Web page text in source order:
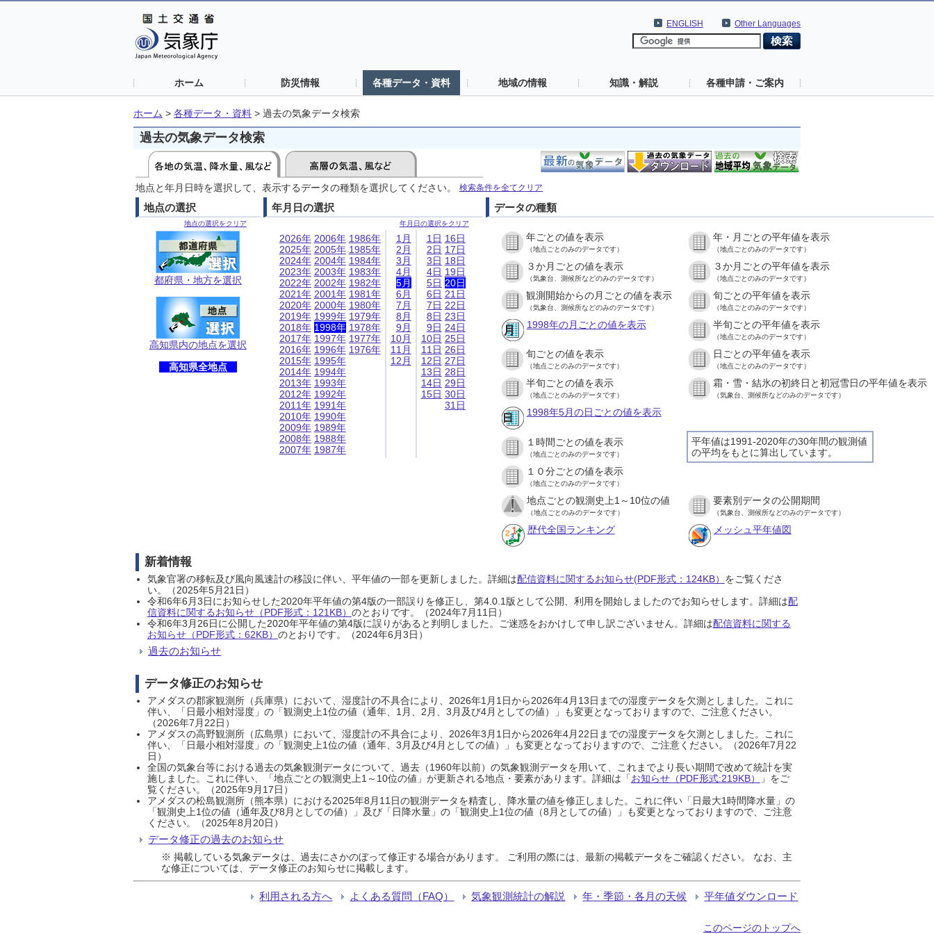
Other Languages
ENGLISH
ホーム 防災情報 各種データ・資料 地域の情報 知識・解説 各種申請・ご案内
ホーム > 各種データ・資料 > 過去の気象データ検索
過去の気象データ検索
地点と年月日時を選択して、表示するデータの種類を選択してください。 検索条件を全てクリア
地点の選択
地点の選択をクリア
都府県・地方を選択
高知県内の地点を選択
高知県全地点
年月日の選択
年月日の選択をクリア
2026年
2025年
2024年
2023年
2022年
2021年
2020年
2019年
2018年
2017年
2016年
2015年
2014年
2013年
2012年
2011年
2010年
2009年
2008年
2007年
2006年
2005年
2004年
2003年
2002年
2001年
2000年
1999年
1998年
1997年
1996年
1995年
1994年
1993年
1992年
1991年
1990年
1989年
1988年
1987年
1986年
1985年
1984年
1983年
1982年
1981年
1980年
1979年
1978年
1977年
1976年
1月
2月
3月
4月
5月
6月
7月
8月
9月
10月
11月
12月
1日
2日
3日
4日
5日
6日
7日
8日
9日
10日
11日
12日
13日
14日
15日
16日
17日
18日
19日
20日
21日
22日
23日
24日
25日
26日
27日
28日
29日
30日
31日
データの種類
年ごとの値を表示
（地点ごとのみのデータです）
年・月ごとの平年値を表示
（地点ごとのみのデータです）
３か月ごとの値を表示
（気象台、測候所などのみのデータです）
３か月ごとの平年値を表示
（地点ごとのみのデータです）
観測開始からの月ごとの値を表示
（気象台、測候所などのみのデータです）
旬ごとの平年値を表示
（地点ごとのみのデータです）
1998年の月ごとの値を表示 半旬ごとの平年値を表示
（地点ごとのみのデータです）
旬ごとの値を表示
（地点ごとのみのデータです）
日ごとの平年値を表示
（地点ごとのみのデータです）
半旬ごとの値を表示
（地点ごとのみのデータです）
霜・雪・結氷の初終日と初冠雪日の平年値を表示
（気象台、測候所などのみのデータです）
1998年5月の日ごとの値を表示
平年値は1991-2020年の30年間の観測値
の平均をもとに算出しています。
１時間ごとの値を表示
（地点ごとのみのデータです）
１０分ごとの値を表示
（地点ごとのみのデータです）
地点ごとの観測史上1～10位の値
（地点ごとのみのデータです）
要素別データの公開期間
（気象台、測候所などのみのデータです）
歴代全国ランキング メッシュ平年値図
新着情報
気象官署の移転及び風向風速計の移設に伴い、平年値の一部を更新しました。詳細は配信資料に関するお知らせ(PDF形式：124KB） をご覧くださ
い。（2025年5月21日）
令和6年6月3日にお知らせした2020年平年値の第4版の一部誤りを修正し、第4.0.1版として公開、利用を開始しましたのでお知らせします。詳細は配
信資料に関するお知らせ（PDF形式：121KB） のとおりです。（2024年7月11日）
令和6年3月26日に公開した2020年平年値の第4版に誤りがあると判明しました。ご迷惑をおかけして申し訳ございません。詳細は配信資料に関する
お知らせ（PDF形式：62KB） のとおりです。（2024年6月3日）
過去のお知らせ
データ修正のお知らせ
アメダスの郡家観測所（兵庫県）において、湿度計の不具合により、2026年1月1日から2026年4月13日までの湿度データを欠測としました。これに
伴い、「日最小相対湿度」の「観測史上1位の値（通年、1月、2月、3月及び4月としての値）」も変更となっておりますので、ご注意ください。
（2026年7月22日）
アメダスの高野観測所（広島県）において、湿度計の不具合により、2026年3月1日から2026年4月22日までの湿度データを欠測としました。これに
伴い、「日最小相対湿度」の「観測史上1位の値（通年、3月及び4月としての値）」も変更となっておりますので、ご注意ください。（2026年7月22
日）
全国の気象台等における過去の気象観測データについて、過去（1960年以前）の気象観測データを用いて、これまでより長い期間で改めて統計を実
施しました。これに伴い、「地点ごとの観測史上1～10位の値」が更新される地点・要素があります。詳細は「お知らせ（PDF形式:219KB）
」をご
覧ください。（2025年9月17日）
アメダスの松島観測所（熊本県）における2025年8月11日の観測データを精査し、降水量の値を修正しました。これに伴い「日最大1時間降水量」の
「観測史上1位の値（通年及び8月としての値）」及び「日降水量」の「観測史上1位の値（8月としての値）」も変更となっておりますので、ご注意
ください。（2025年8月20日）
データ修正の過去のお知らせ
※ 掲載している気象データは、過去にさかのぼって修正する場合があります。 ご利用の際には、最新の掲載データをご確認ください。 なお、主
な修正については、データ修正のお知らせに掲載します。
利用される方へ よくある質問（FAQ） 気象観測統計の解説 年・季節・各月の天候 平年値ダウンロード
このページのトップへ